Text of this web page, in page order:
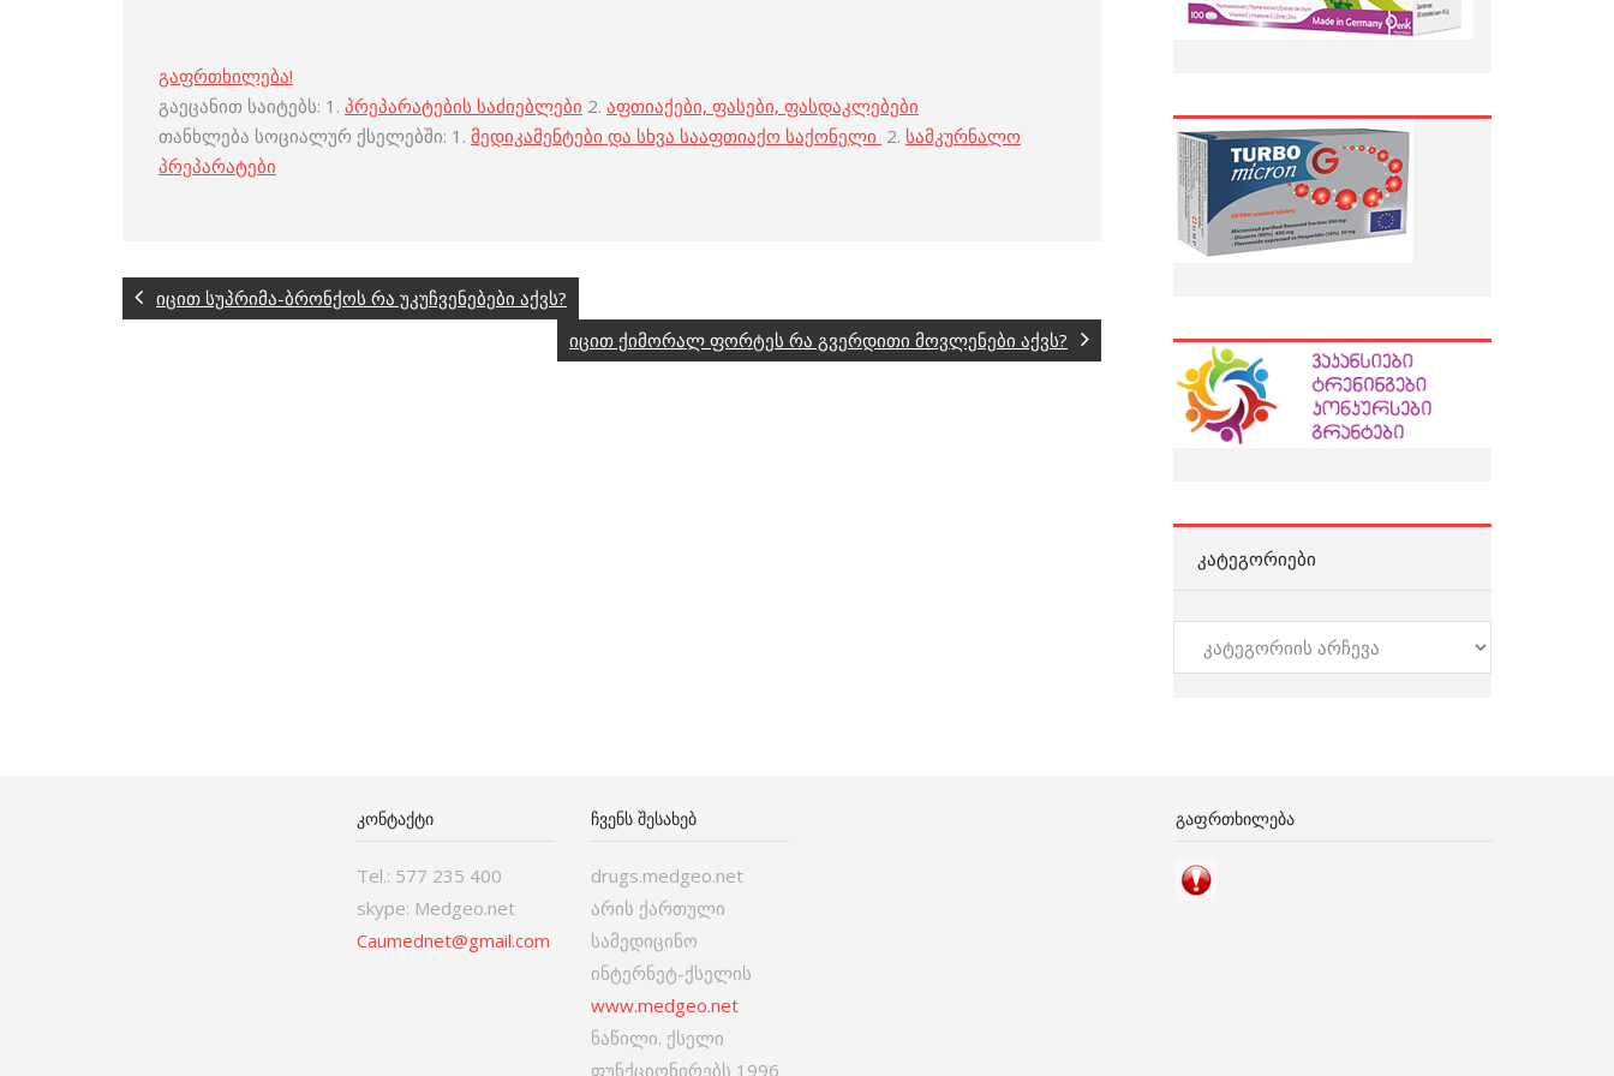
გაფრთხილება!
გაეცანით საიტებს: 1. პრეპარატების საძიებლები 2. აფთიაქები, ფასები, ფასდაკლებები
თანხლება სოციალურ ქსელებში: 1. მედიკამენტები და სხვა სააფთიაქო საქონელი 2. სამკურნალო
პრეპარატები
იცით სუპრიმა-ბრონქოს რა უკუჩვენებები აქვს?
იცით ქიმორალ ფორტეს რა გვერდითი მოვლენები აქვს?
ᲙᲐᲢᲔᲒᲝᲠᲘᲔᲑᲘ
კატეგორიები
ᲙᲝᲜᲢᲐᲥᲢᲘ
Tel.: 577 235 400
skype: Medgeo.net
Caumednet@gmail.com
ᲩᲕᲔᲜᲡ ᲨᲔᲡᲐᲮᲔᲑ
drugs.medgeo.net
არის ქართული
სამედიცინო
ინტერნეტ-ქსელის
www.medgeo.net
ნაწილი. ქსელი
ფუნქციონირებს 1996
ᲒᲐᲤᲠᲗᲮᲘᲚᲔᲑᲐ